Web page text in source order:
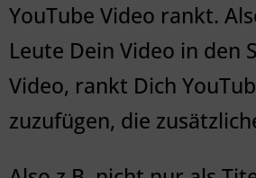
YouTube Video rankt.
Leute Dein Video in den
Video, rankt Dich
zuzufügen, die